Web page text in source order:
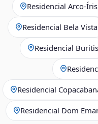
Residencial Arco‑Íris
Residencial Bela Vista
Residencial Buritis
Residencial
Residencial Dom